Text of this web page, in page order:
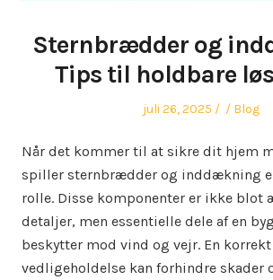
Sternbrædder og
Tips til holdbare
Posted
juli 26, 2025 Author
Posted
Blog
Når det kommer til at sikre dit hjem
spiller sternbrædder og inddækning
rolle. Disse komponenter er ikke blot
detaljer, men essentielle dele af en
beskytter mod vind og vejr. En
vedligeholdelse kan forhindre